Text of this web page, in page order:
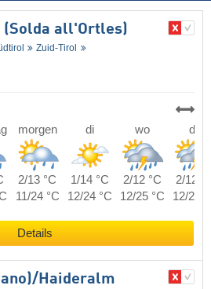
(Solda all'Ortles)
Zuid-Tirol
morgen di wo do
2/13 °C 1/14 °C 2/12 °C
2/12
11/24 °C 12/24 °C 12/25 °C 12/25
Details
​Haideralm